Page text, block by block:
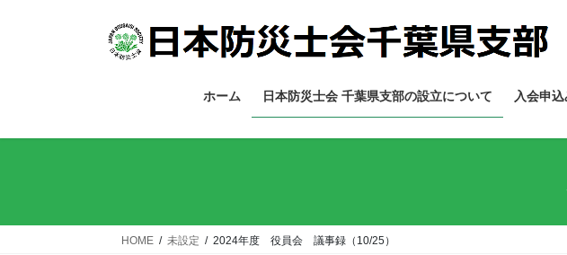
ス
ン
ホーム 日本防災士会 千葉県支部の設立について 入会申
HOME 未設定 2024年度 役員会 議事録（10/25）